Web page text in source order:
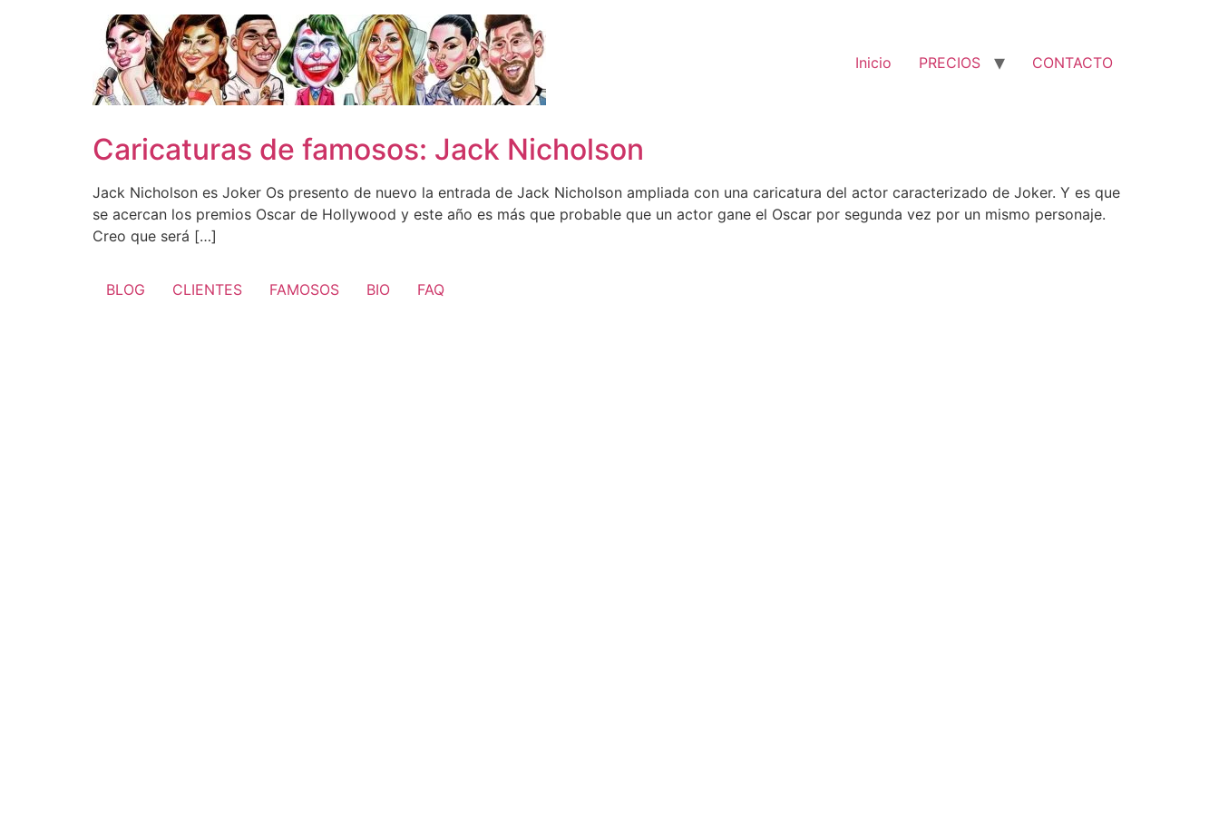
Inicio PRECIOS CONTACTO
Caricaturas de famosos: Jack Nicholson
Jack Nicholson es Joker Os presento de nuevo la entrada de Jack Nicholson ampliada con una caricatura del actor caracterizado de Joker. Y es que
se acercan los premios Oscar de Hollywood y este año es más que probable que un actor gane el Oscar por segunda vez por un mismo personaje.
Creo que será […]
BLOG CLIENTES FAMOSOS BIO FAQ